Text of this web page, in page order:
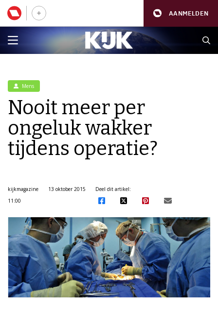
AANMELDEN
Mens
Nooit meer per
ongeluk wakker
tijdens operatie?
kijkmagazine
13 oktober 2015
11:00
Deel dit artikel: